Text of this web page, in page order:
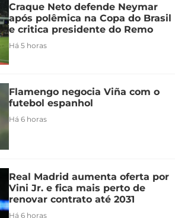
Craque Neto defende Neymar
após polêmica na Copa do Brasil
e critica presidente do Remo
Há 5 horas
Flamengo negocia Viña com o
futebol espanhol
Há 6 horas
Real Madrid aumenta oferta por
Vini Jr. e fica mais perto de
renovar contrato até 2031
Há 6 horas